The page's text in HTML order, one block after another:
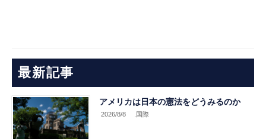
最新記事
アメリカは日本の憲法をどうみるのか
2026/8/8 .国際